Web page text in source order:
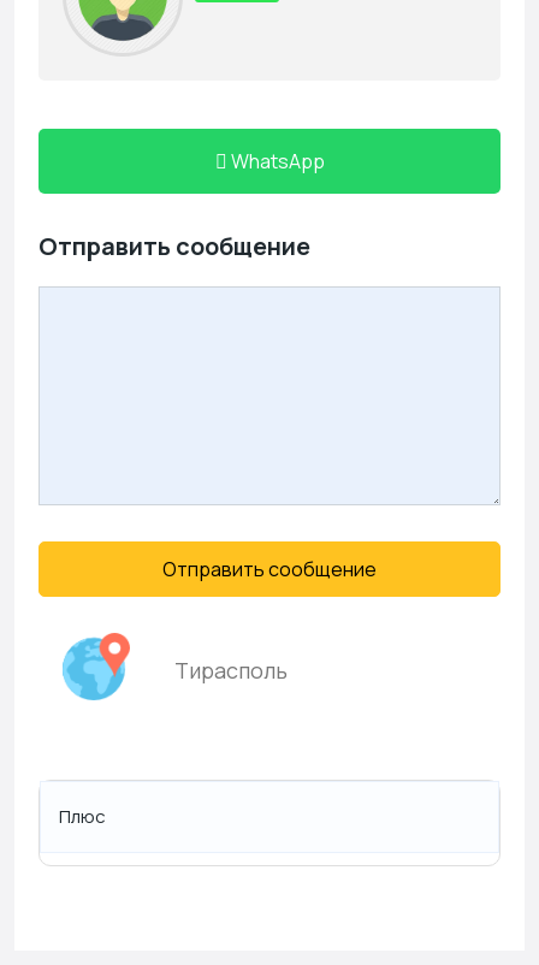
WhatsApp
Отправить сообщение
Отправить сообщение
Тирасполь
Плюс